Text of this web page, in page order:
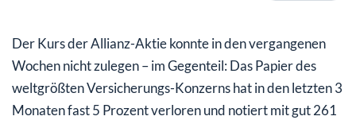
Der Kurs der Allianz-Aktie konnte in den vergangenen
Wochen nicht zulegen – im Gegenteil: Das Papier des
weltgrößten Versicherungs-Konzerns hat in den letzten 3
Monaten fast 5 Prozent verloren und notiert mit gut 261